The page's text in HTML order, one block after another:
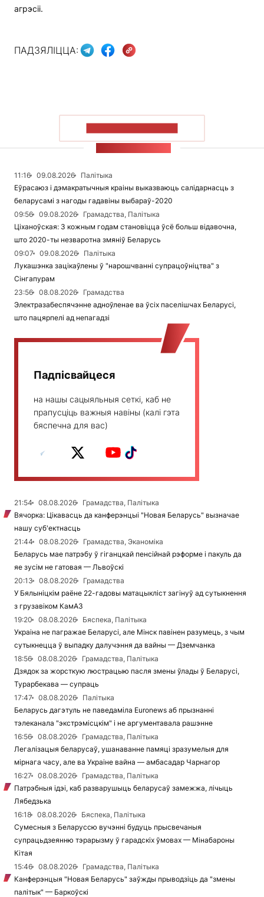
агрэсіі.
ПАДЗЯЛІЦЦА:
11:16 09.08.2026
Палітыка
Еўрасаюз і дэмакратычныя краіны выказваюць салідарнасць з
беларусамі з нагоды гадавіны выбараў-2020
09:56
09.08.2026
Грамадства, Палітыка
Ціханоўская: З кожным годам становіцца ўсё больш відавочна,
што 2020-ты незваротна змяніў Беларусь
09:07
09.08.2026
Палітыка
Лукашэнка зацікаўлены ў "нарошчванні супрацоўніцтва" з
Сінгапурам
23:56
08.08.2026
Грамадства
Электразабеспячэнне адноўленае ва ўсіх паселішчах Беларусі,
што пацярпелі ад непагадзі
Падпісвайцеся
на нашы сацыяльныя сеткі, каб не
прапусціць важныя навіны (калі гэта
бяспечна для вас)
21:54 08.08.2026
Грамадства, Палітыка
Вячорка: Цікавасць да канферэнцыі "Новая Беларусь" вызначае
нашу суб'ектнасць
21:44
08.08.2026
Грамадства, Эканоміка
Беларусь мае патрэбу ў гіганцкай пенсійнай рэформе і пакуль да
яе зусім не гатовая — Львоўскі
20:13
08.08.2026
Грамадства
У Бялыніцкім раёне 22-гадовы матацыкліст загінуў ад сутыкнення
з грузавіком КамАЗ
19:20
08.08.2026
Бяспека, Палітыка
Украіна не пагражае Беларусі, але Мінск павінен разумець, з чым
сутыкнецца ў выпадку далучэння да вайны — Дземчанка
18:56
08.08.2026
Грамадства, Палітыка
Дзядок за жорсткую люстрацыю пасля змены ўлады ў Беларусі,
Турарбекава — супраць
17:47
08.08.2026
Палітыка
Беларусь дагэтуль не паведаміла Euronews аб прызнанні
тэлеканала "экстрэмісцкім" і не аргументавала рашэнне
16:56
08.08.2026
Грамадства, Палітыка
Легалізацыя беларусаў, ушанаванне памяці зразумелыя для
мірнага часу, але ва Украіне вайна — амбасадар Чарнагор
16:27
08.08.2026
Грамадства, Палітыка
Патрэбныя ідэі, каб разварушыць беларусаў замежжа, лічыць
Лябедзька
16:18
08.08.2026
Бяспека, Палітыка
Сумесныя з Беларуссю вучэнні будуць прысвечаныя
супрацьдзеянню тэрарызму ў гарадскіх ўмовах — Мінабароны
Кітая
15:46
08.08.2026
Грамадства, Палітыка
Канферэнцыя "Новая Беларусь" заўжды прыводзіць да "змены
палітык" — Баркоўскі